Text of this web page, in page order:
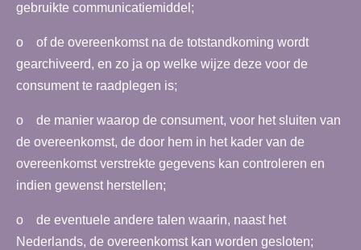
gebruikte communicatiemiddel;
o of de overeenkomst na de totstandkoming wordt
gearchiveerd, en zo ja op welke wijze deze voor de
consument te raadplegen is;
o de manier waarop de consument, voor het sluiten van
de overeenkomst, de door hem in het kader van de
overeenkomst verstrekte gegevens kan controleren en
indien gewenst herstellen;
o de eventuele andere talen waarin, naast het
Nederlands, de overeenkomst kan worden gesloten;